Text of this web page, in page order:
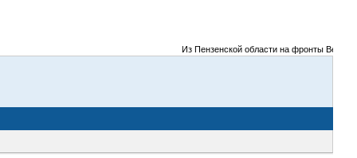
Из Пензенской области на фронты Великой